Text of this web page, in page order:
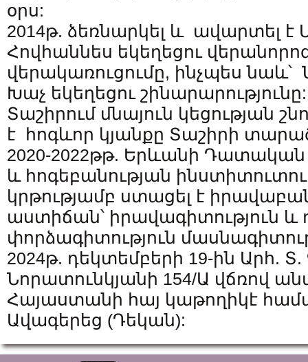
օրս:
2014թ. ձեռնարկել և ավարտել է
Հովհաննես եկեղեցու
վերակառուցումը, ինչպես նաև՝
Խաչ եկեղեցու շինարարությունը:
Տաշիրում մնայուն կեցության
է հոգևոր կյանքը Տաշիրի
2020-2022թթ. Երևանի
և հոգեբանության
կրթությամբ ստացել է
աստիճան՝ իրավագիտություն
փորձագիտություն
2024թ. դեկտեմբերի 19-ին Արհ.
Նորատունկյանի 154/Ա վճռով
Հայաստանի հայ կաթողիկէ
Ավագերեց (Դեկան):